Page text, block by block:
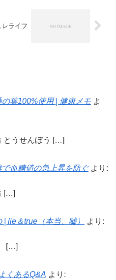
レライフ
葉100%使用 | 健康メモ よ
とうせんぼう […]
血糖値の急上昇を防ぐ より:
[…]
lie＆true（本当、嘘） より:
[…]
くあるQ&A より: